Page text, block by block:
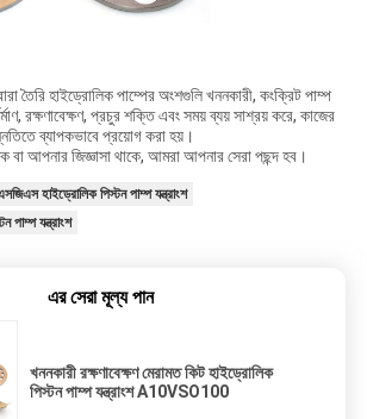
তৈরি হাইড্রোলিক পাম্পের অংশগুলি খননকারী, কংক্রিট পাম্প
রক্ষণাবেক্ষণ, প্রচুর শক্তি এবং সময় ব্যয় সাশ্রয় করে, কাজের
ব্যাপকভাবে প্রয়োগ করা হয়।
আপনার জিজ্ঞাসা থাকে, আমরা আপনার সেরা পছন্দ হব।
হাইড্রোলিক পিস্টন পাম্প যন্ত্রাংশ
যন্ত্রাংশ
এর সেরা মূল্য পান
খননকারী রক্ষণাবেক্ষণ মেরামত কিট হাইড্রোলিক
পিস্টন পাম্প যন্ত্রাংশ A10VSO100